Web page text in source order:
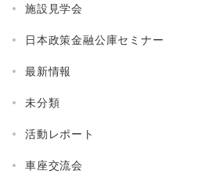
施設見学会
日本政策金融公庫セミナー
最新情報
未分類
活動レポート
車座交流会